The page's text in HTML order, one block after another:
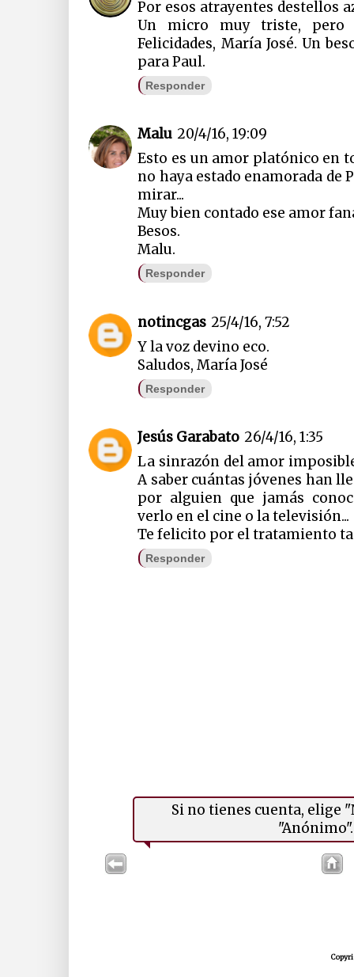
Por esos atrayentes destellos
Un micro muy triste,
Felicidades, María José. Un
para Paul.
Responder
Malu 20/4/16, 19:09
Esto es un amor platónico en
no haya estado enamorada de
mirar...
Muy bien contado ese amor
Besos.
Malu.
Responder
notincgas 25/4/16, 7:52
Y la voz devino eco.
Saludos, María José
Responder
Jesús Garabato 26/4/16, 1:35
La sinrazón del amor
A saber cuántas jóvenes han
por alguien que jamás
verlo en el cine o la televisión...
Te felicito por el tratamiento
Responder
Si no tienes cuenta, elige
"Anónimo".